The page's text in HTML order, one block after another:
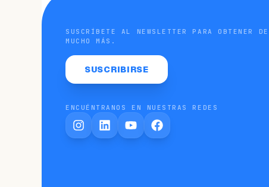
SUSCRÍBETE AL NEWSLETTER PARA OBTENER
MUCHO MÁS.
SUSCRIBIRSE
ENCUÉNTRANOS EN NUESTRAS REDES